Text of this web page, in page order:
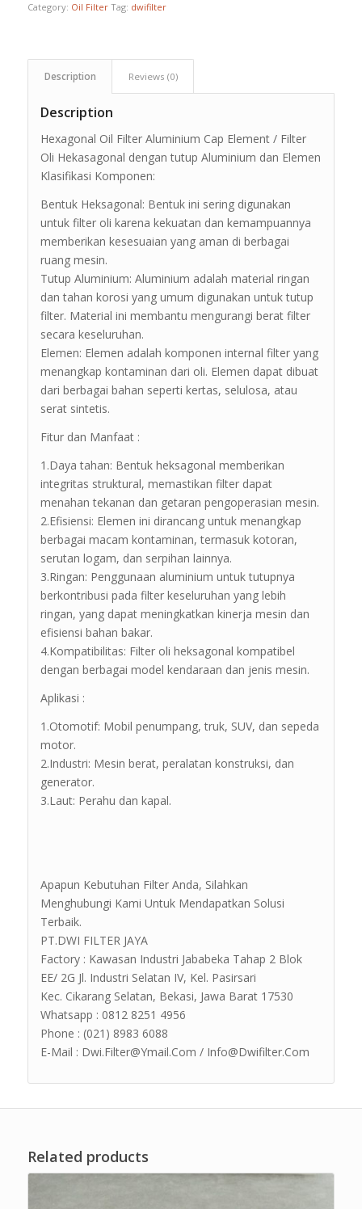
Category: Oil Filter Tag: dwifilter
Description Reviews (0)
Description
Hexagonal Oil Filter Aluminium Cap Element / Filter
Oli Hekasagonal dengan tutup Aluminium dan Elemen
Klasifikasi Komponen:
Bentuk Heksagonal: Bentuk ini sering digunakan
untuk filter oli karena kekuatan dan kemampuannya
memberikan kesesuaian yang aman di berbagai
ruang mesin.
Tutup Aluminium: Aluminium adalah material ringan
dan tahan korosi yang umum digunakan untuk tutup
filter. Material ini membantu mengurangi berat filter
secara keseluruhan.
Elemen: Elemen adalah komponen internal filter yang
menangkap kontaminan dari oli. Elemen dapat dibuat
dari berbagai bahan seperti kertas, selulosa, atau
serat sintetis.
Fitur dan Manfaat :
1.Daya tahan: Bentuk heksagonal memberikan
integritas struktural, memastikan filter dapat
menahan tekanan dan getaran pengoperasian mesin.
2.Efisiensi: Elemen ini dirancang untuk menangkap
berbagai macam kontaminan, termasuk kotoran,
serutan logam, dan serpihan lainnya.
3.Ringan: Penggunaan aluminium untuk tutupnya
berkontribusi pada filter keseluruhan yang lebih
ringan, yang dapat meningkatkan kinerja mesin dan
efisiensi bahan bakar.
4.Kompatibilitas: Filter oli heksagonal kompatibel
dengan berbagai model kendaraan dan jenis mesin.
Aplikasi :
1.Otomotif: Mobil penumpang, truk, SUV, dan sepeda
motor.
2.Industri: Mesin berat, peralatan konstruksi, dan
generator.
3.Laut: Perahu dan kapal.
Apapun Kebutuhan Filter Anda, Silahkan
Menghubungi Kami Untuk Mendapatkan Solusi
Terbaik.
PT.DWI FILTER JAYA
Factory : Kawasan Industri Jababeka Tahap 2 Blok
EE/ 2G Jl. Industri Selatan IV, Kel. Pasirsari
Kec. Cikarang Selatan, Bekasi, Jawa Barat 17530
Whatsapp : 0812 8251 4956
Phone : (021) 8983 6088
E-Mail : Dwi.Filter@Ymail.Com / Info@Dwifilter.Com
Related products